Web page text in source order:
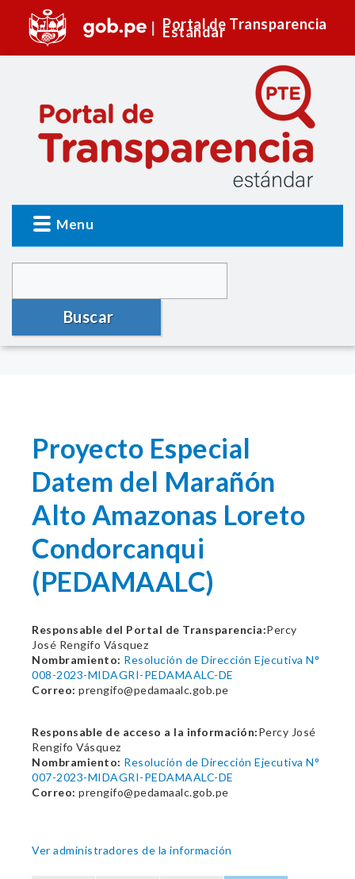
Portal de Transparencia
Estándar
Menu
Buscar
Proyecto Especial
Datem del Marañón
Alto Amazonas Loreto
Condorcanqui
(PEDAMAALC)
Responsable del Portal de Transparencia:Percy
José Rengifo Vásquez
Nombramiento: Resolución de Dirección Ejecutiva N°
008-2023-MIDAGRI-PEDAMAALC-DE
Correo: prengifo@pedamaalc.gob.pe
Responsable de acceso a la información:Percy José
Rengifo Vásquez
Nombramiento: Resolución de Dirección Ejecutiva N°
007-2023-MIDAGRI-PEDAMAALC-DE
Correo: prengifo@pedamaalc.gob.pe
Ver administradores de la información